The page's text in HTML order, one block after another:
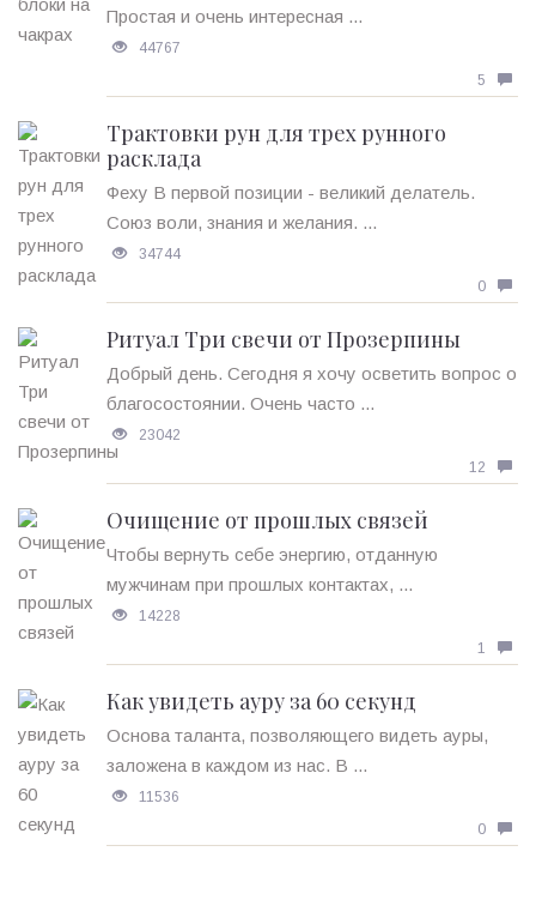
Простая и очень интересная ...
44767
5
Трактовки рун для трех рунного
расклада
Феху В первой позиции - великий делатель.
Союз воли, знания и желания. ...
34744
0
Ритуал Три свечи от Прозерпины
Добрый день. Сегодня я хочу осветить вопрос о
благосостоянии. Очень часто ...
23042
12
Очищение от прошлых связей
Чтобы вернуть себе энергию, отданную
мужчинам при прошлых контактах, ...
14228
1
Как увидеть ауру за 60 секунд
Основа таланта, позволяющего видеть ауры,
заложена в каждом из нас. В ...
11536
0